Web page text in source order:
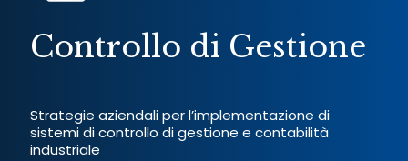
Controllo di Gestione
Strategie aziendali per l’implementazione di
sistemi di controllo di gestione e contabilità
industriale